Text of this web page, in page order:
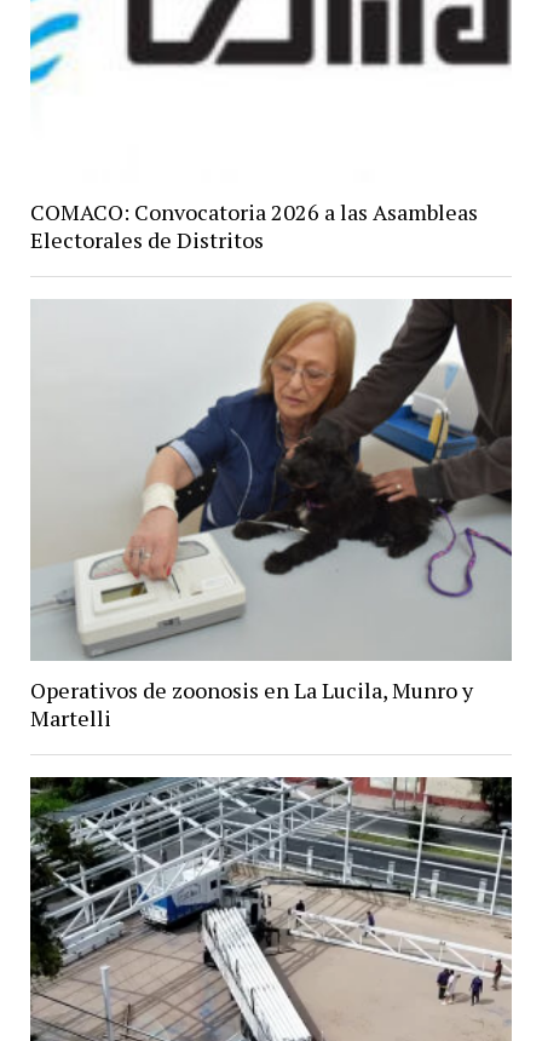
COMACO: Convocatoria 2026 a las Asambleas
Electorales de Distritos
Operativos de zoonosis en La Lucila, Munro y
Martelli